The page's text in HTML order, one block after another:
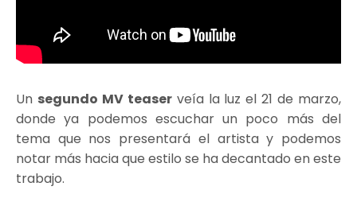
Un segundo MV teaserveía la luz el 21 de marzo,
donde ya podemos escuchar un poco más del
tema que nos presentará el artista y podemos
notar más hacia que estilo se ha decantado en este
trabajo.